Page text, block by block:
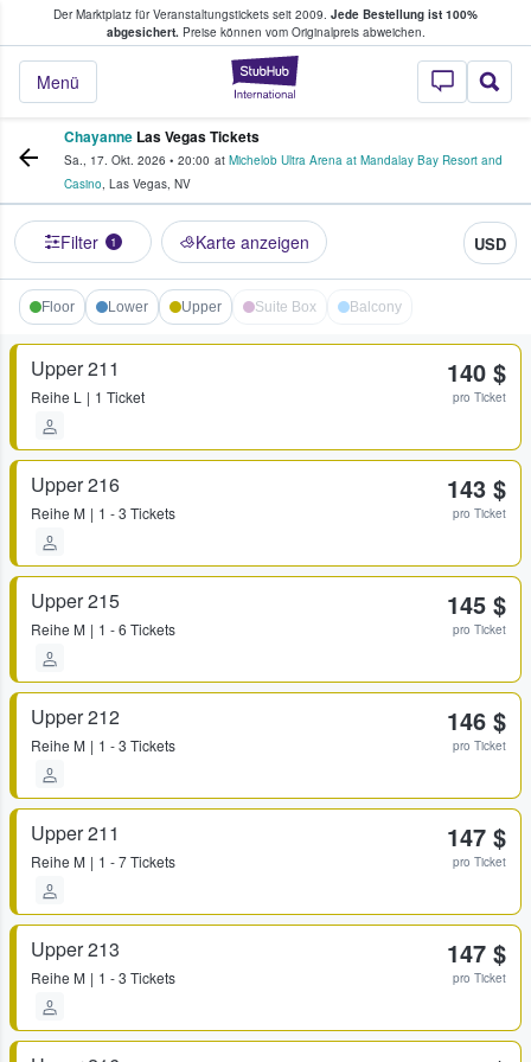
Der Marktplatz für Veranstaltungstickets seit 2009. Jede Bestellung ist 100%
abgesichert.Preise können vom Originalpreis abweichen.
StubHub - Wo
Menü
Tickets kaufen & verkaufen
Chayanne Las Vegas Tickets
Sa., 17. Okt. 2026 • 20:00 at Michelob Ultra Arena at Mandalay Bay Resort and
Casino, Las Vegas, NV
Filter 1 Karte anzeigen USD
Floor Lower Upper Suite Box Balcony
Upper 211
Reihe L 1 Ticket
140 $
pro Ticket
Upper 216
Reihe M 1 - 3 Tickets
143 $
pro Ticket
Upper 215
Reihe M 1 - 6 Tickets
145 $
pro Ticket
Upper 212
Reihe M 1 - 3 Tickets
146 $
pro Ticket
Upper 211
Reihe M 1 - 7 Tickets
147 $
pro Ticket
Upper 213
Reihe M 1 - 3 Tickets
147 $
pro Ticket